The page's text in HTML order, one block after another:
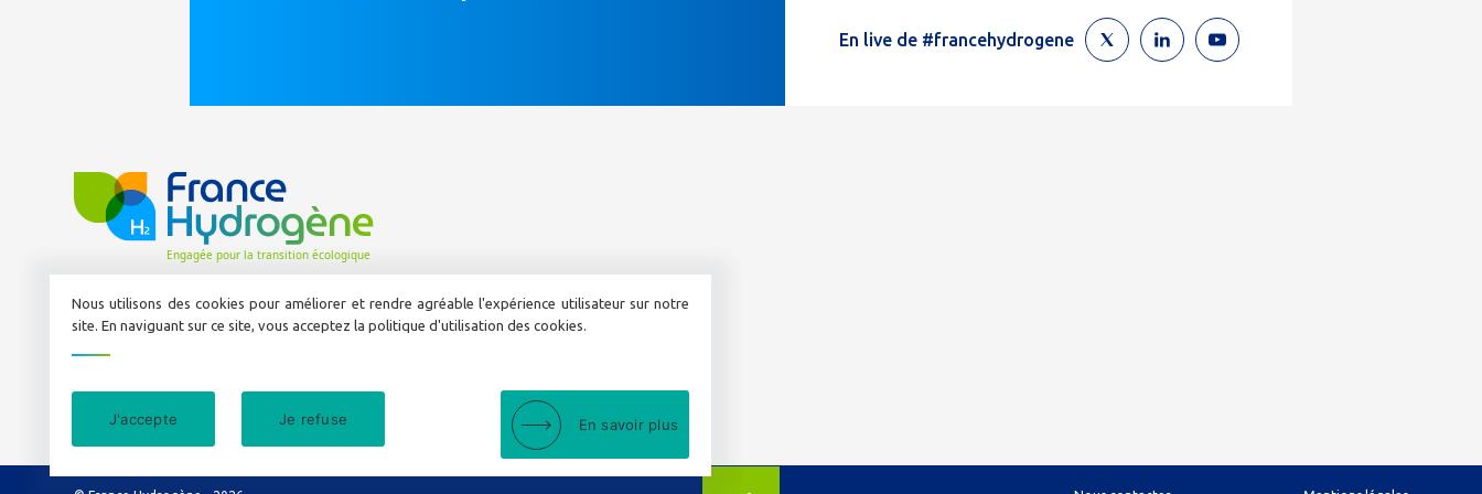
remplissezEn live de #francehydrogene
50 avenue Daumesnil
E-mail :
info@france-hydrogene.org
Nous utilisons des cookies pour améliorer et rendre agréable l'expérience utilisateur sur notre
site. En naviguant sur ce site, vous acceptez la politique d'utilisation des cookies.
J'accepte Je refuse En savoir plus